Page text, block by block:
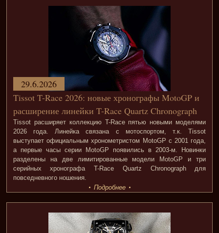
Tissot T-Race 2026: новые хронографы MotoGP и
расширение линейки T-Race Quartz Chronograph
Tissot расширяет коллекцию T-Race пятью новыми моделями
2026 года. Линейка связана с мотоспортом, т.к. Tissot
выступает официальным хронометристом MotoGP с 2001 года,
а первые часы серии MotoGP появились в 2003-м. Новинки
разделены на две лимитированные модели MotoGP и три
серийных хронографа T-Race Quartz Chronograph для
повседневного ношения.
29.6.2026
Подробнее